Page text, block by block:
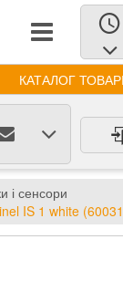
КАТАЛОГ
і сенсори
IS 1 white